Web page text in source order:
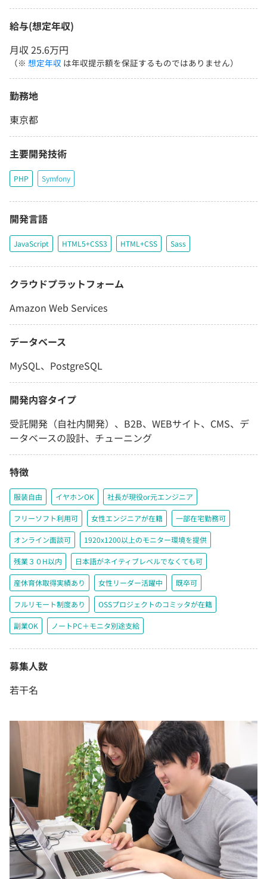
給与(想定年収)
月収 25.6万円
（※ 想定年収 は年収提示額を保証するものではありません）
勤務地
東京都
主要開発技術
PHP Symfony
開発言語
JavaScript HTML5+CSS3 HTML+CSS Sass
クラウドプラットフォーム
Amazon Web Services
データベース
MySQL、PostgreSQL
開発内容タイプ
受託開発（自社内開発）、B2B、WEBサイト、CMS、デ
ータベースの設計、チューニング
特徴
服装自由 イヤホンOK 社長が現役or元エンジニア
フリーソフト利用可 女性エンジニアが在籍 一部在宅勤務可
オンライン面談可 1920x1200以上のモニター環境を提供
残業３０H以内 日本語がネイティブレベルでなくても可
産休育休取得実績あり 女性リーダー活躍中 既卒可
フルリモート制度あり OSSプロジェクトのコミッタが在籍
副業OK ノートPC＋モニタ別途支給
募集人数
若干名